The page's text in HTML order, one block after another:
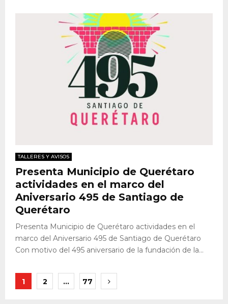
TALLERES Y AVISOS
Presenta Municipio de Querétaro
actividades en el marco del
Aniversario 495 de Santiago de
Querétaro
Presenta Municipio de Querétaro actividades en el
marco del Aniversario 495 de Santiago de Querétaro
Con motivo del 495 aniversario de la fundación de la...
Paginación
1 2 … 77